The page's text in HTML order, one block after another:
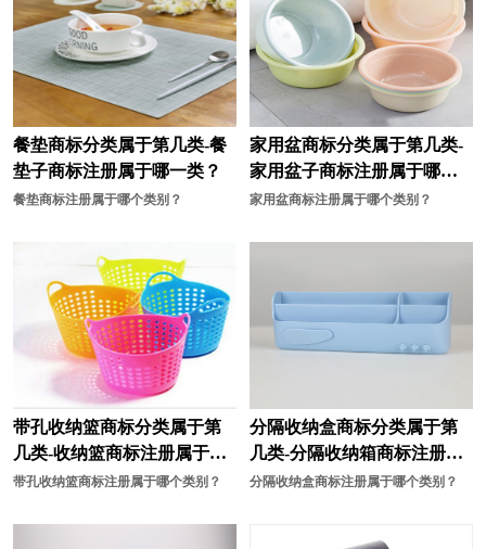
工业机器商标注册 工具商标注册
公司商标注册 海鲜商标注册
行业商标注册 化学商标注册
航空航天装备商标注册 花商标注册
酒商标注册 机械商标注册
计商标注册 教育商标注册
家具商标注册 建筑材料商标注册
家电商标注册
建筑商标注册 咖啡商标注册
开关插座商标注册 卤味商标注册
餐垫商标分类属于第几类-餐
垫子商标注册属于哪一类？
餐垫商标注册属于哪个类别？
家用盆商标分类属于第几类-
家用盆子商标注册属于哪一
类？
家用盆商标注册属于哪个类别？
带孔收纳篮商标分类属于第
几类-收纳篮商标注册属于哪
一类？
带孔收纳篮商标注册属于哪个类别？
分隔收纳盒商标分类属于第
几类-分隔收纳箱商标注册属
于哪一类？
分隔收纳盒商标注册属于哪个类别？